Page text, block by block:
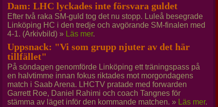
Dam: LHC lyckades inte försvara guldet
Efter två raka SM-guld tog det nu stopp. Luleå besegrade
Linköping HC i den tredje och avgörande SM-finalen med
4-1. (Arkivbild) » Läs mer.
Uppsnack: "Vi som grupp njuter av det här
tillfället"
På söndagen genomförde Linköping ett träningspass på
en halvtimme innan fokus riktades mot morgondagens
match i Saab Arena. LHCTV pratade med forwarden
Garrett Roe, Daniel Rahimi och coach Tangnes för
stämma av läget inför den kommande matchen. » Läs mer.